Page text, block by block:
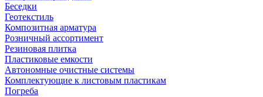
Беседки
Геотекстиль
Композитная арматура
Розничный ассортимент
Резиновая плитка
Пластиковые емкости
Автономные очистные системы
Комплектующие к листовым пластикам
Погреба